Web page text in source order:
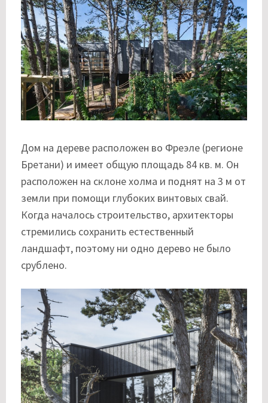
Дом на дереве расположен во Фреэле (регионе
Бретани) и имеет общую площадь 84 кв. м. Он
расположен на склоне холма и поднят на 3 м от
земли при помощи глубоких винтовых свай.
Когда началось строительство, архитекторы
стремились сохранить естественный
ландшафт, поэтому ни одно дерево не было
срублено.